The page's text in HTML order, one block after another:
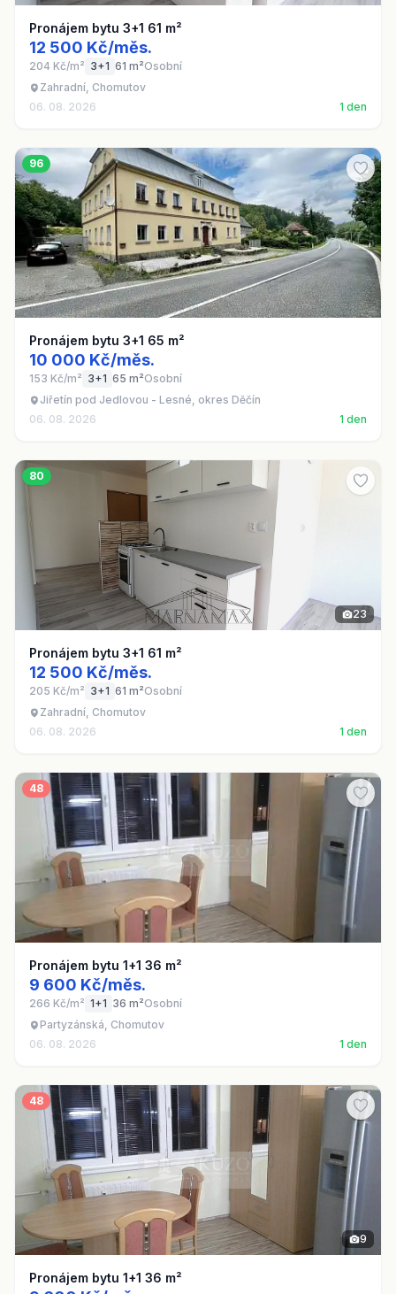
Pronájem bytu 3+1 61 m²
12 500 Kč/měs.
204 Kč/m² 3+1 61 m²Osobní
Zahradní, Chomutov
06. 08. 2026
1 den
96
Pronájem bytu 3+1 65 m²
10 000 Kč/měs.
153 Kč/m² 3+1 65 m²Osobní
Jiřetín pod Jedlovou - Lesné, okres Děčín
06. 08. 2026
1 den
80
23
Pronájem bytu 3+1 61 m²
12 500 Kč/měs.
205 Kč/m² 3+1 61 m²Osobní
Zahradní, Chomutov
06. 08. 2026
1 den
48
Pronájem bytu 1+1 36 m²
9 600 Kč/měs.
266 Kč/m² 1+1 36 m²Osobní
Partyzánská, Chomutov
06. 08. 2026
1 den
48
9
Pronájem bytu 1+1 36 m²